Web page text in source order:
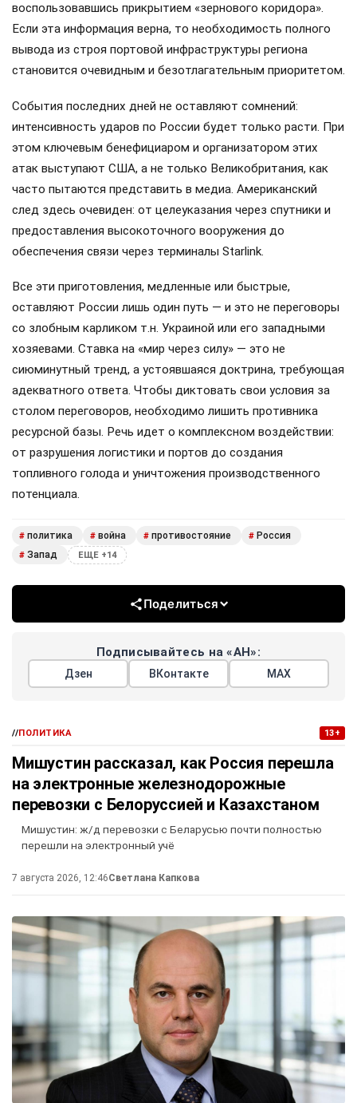
воспользовавшись прикрытием «зернового коридора».
Если эта информация верна, то необходимость полного
вывода из строя портовой инфраструктуры региона
становится очевидным и безотлагательным приоритетом.
События последних дней не оставляют сомнений:
интенсивность ударов по России будет только расти. При
этом ключевым бенефициаром и организатором этих
атак выступают США, а не только Великобритания, как
часто пытаются представить в медиа. Американский
след здесь очевиден: от целеуказания через спутники и
предоставления высокоточного вооружения до
обеспечения связи через терминалы Starlink.
Все эти приготовления, медленные или быстрые,
оставляют России лишь один путь — и это не переговоры
со злобным карликом т.н. Украиной или его западными
хозяевами. Ставка на «мир через силу» — это не
сиюминутный тренд, а устоявшаяся доктрина, требующая
адекватного ответа. Чтобы диктовать свои условия за
столом переговоров, необходимо лишить противника
ресурсной базы. Речь идет о комплексном воздействии:
от разрушения логистики и портов до создания
топливного голода и уничтожения производственного
потенциала.
# политика # война # противостояние # Россия
# Запад ЕЩЕ +14
Поделиться
Подписывайтесь на «АН»:
Дзен ВКонтакте МАХ
//ПОЛИТИКА 13+
Мишустин рассказал, как Россия перешла
на электронные железнодорожные
перевозки с Белоруссией и Казахстаном
Мишустин: ж/д перевозки с Беларусью почти полностью
перешли на электронный учё
7 августа 2026, 12:46Светлана Капкова